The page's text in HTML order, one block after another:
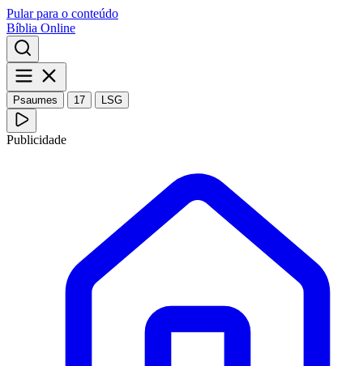
Pular para o conteúdo
Bíblia Online
Psaumes 17 LSG
Publicidade